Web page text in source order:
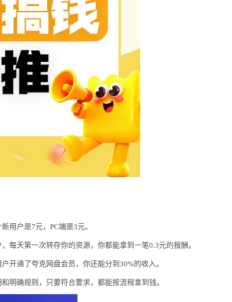
新用户是7元，PC端是3元。
每天第一次转存你的资源，你都能拿到一笔0.3元的报酬。
开通了夸克网盘会员，你还能分到 30%的收入。
明确规则，只要符合要求，都能按流程拿到钱。